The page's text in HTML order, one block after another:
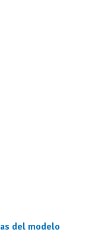
del modelo